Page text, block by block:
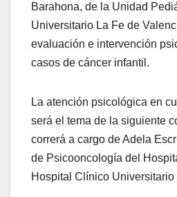
Barahona, de la Unidad
Universitario La Fe de
evaluación e intervención
casos de cáncer infantil.
La atención psicológica en
será el tema de la siguiente
correrá a cargo de Adela
de Psicooncología del
Hospital Clínico Universitario